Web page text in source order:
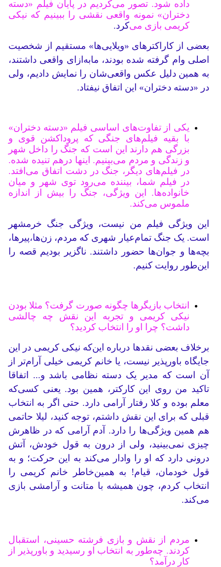
داده شود. تصور می‌کردیم در پایان فیلم «دسته
دختران» نمونه واقعی نقشی را ببینیم که نیکی
کریمی بازی می‌کرد.
بعضی از کاراکتر‌های «ویلایی‌ها» مستقیم از شخصیت
اصلی وام گرفته شده بودند، ما‌به‌ازای واقعی داشتند،
به همین دلیل عکس‌ واقعی‌شان را نمایش دادیم، ولی
در «دسته دختران» این اتفاق نیفتاد.
یکی از تفاوت‌های اساسی فیلم «دسته دختران»
با بقیه فیلم‌های جنگی که پروداکشن قوی و
بزرگی هم دارند این است ‌که جنگ را داخل شهر
و زندگی و مردم می‌بینیم. اینها درهم تنیده شده.
در فیلم‌های دیگر، جنگ در دشت اتفاق می‌افتد.
در فیلم شما، بیننده می‌رود توی شهر و میان
خانواده‌ها. این ویژگی، جنگ را بیش از اندازه
ملموس می‌کند.
این ویژگی فیلم من نیست، ویژگی جنگ خرمشهر
است. یک جنگ تمام‌عیار شهری که مردم، زن‌ها،پیرها،
بچه‌ها و جوان‌ها حضور داشتند. ناگزیر بودیم قصه را
این‌طور روایت کنیم.
انتخاب بازیگرها چگونه صورت گرفت؟ مثلا بودن
نیکی کریمی و تجربه این نقش چه چالشی
داشت؟ چرا او را انتخاب کردید؟
برخلاف بعضی نقدها درباره این‌که نیکی کریمی در این
جایگاه باورپذیر نیست، یا خانم کریمی خیلی آرام‌تر از
آن است که مدیر یک دسته نظامی باشد و... اتفاقا
تاکید من روی این کارکتر، همین بود. یعنی کسی‌که
معلم بوده و کلا رفتار آرامی دارد. حتی اگر به انتخاب
قبلی که برای این نقش داشتم، توجه کنید، لیلا حاتمی
هم همین ویژگی‌ها را دارد. آدم آرامی که در ظاهرش
چیزی نمی‌بینید، ولی از درون به قول خودش، آتش
درونی دارد که او را وادار می‌کند به این حرکت؛ و به
قول خودمان، قیام! به همین‌خاطر خانم کریمی را
انتخاب کردم، چون همیشه با متانت و آرامشی بازی
می‌کند.
مردم از نقش و بازی فرشته حسینی، استقبال
کردند. چه‌طور به انتخاب او رسیدید و باورپذیر از
کار درآمد؟